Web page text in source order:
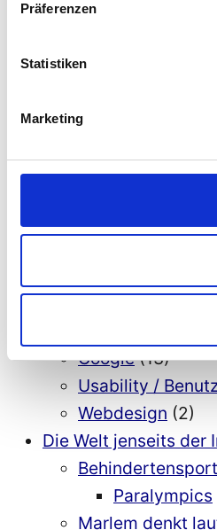
Präferenzen
Statistiken
Marketing
Barrierefreiheit
Barrierefreiheit
Eingabehilfen(5)
Google(13)
Usability /
Webdesign (2)
Die Welt jenseits der
Behindertensport
Paralympics
Marlem denkt